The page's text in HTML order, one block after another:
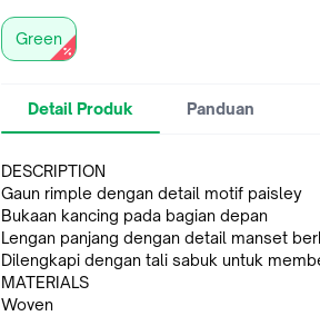
Green
Detail Produk Panduan
DESCRIPTION
Gaun rimple dengan detail motif paisley
Bukaan kancing pada bagian depan
Lengan panjang dengan detail manset
Dilengkapi dengan tali sabuk untuk
MATERIALS
Woven